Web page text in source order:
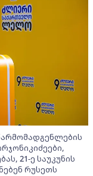
21-ე საუკუნის
რუსეთს